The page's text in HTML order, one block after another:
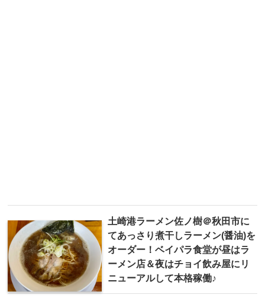
土崎港ラーメン佐ノ樹＠秋田市に
てあっさり煮干しラーメン(醤油)を
オーダー！ベイパラ食堂が昼はラ
ーメン店＆夜はチョイ飲み屋にリ
ニューアルして本格稼働♪